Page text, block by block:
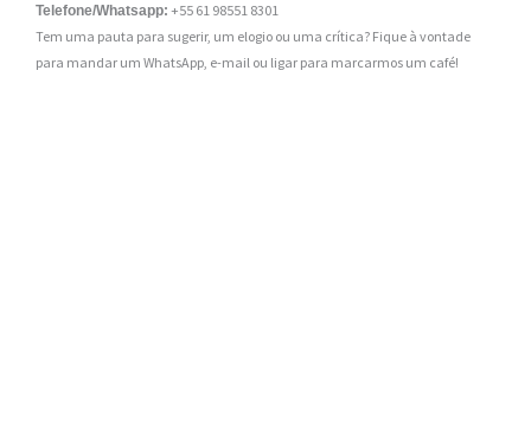
Telefone/Whatsapp: +55 61 98551 8301
Tem uma pauta para sugerir, um elogio ou uma crítica? Fique à vontade
para mandar um WhatsApp, e-mail ou ligar para marcarmos um café!